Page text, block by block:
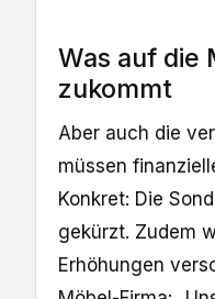
Was auf die
zukommt
Aber auch die
müssen
Konkret: Die
gekürzt. Zudem
Erhöhungen